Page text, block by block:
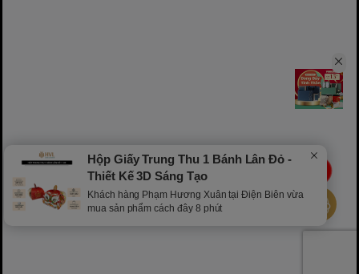
Hộp Giấy Trung Thu 1 Bánh Lân Đỏ -
Thiết Kế 3D Sáng Tạo
Khách hàng Phạm Hương Xuân tại Điện Biên vừa
mua sản phẩm cách đây 8 phút